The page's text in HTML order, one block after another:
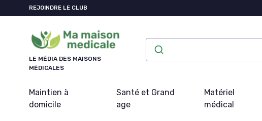
REJOINDRE LE CLUB
LE MÉDIA DES MAISONS
MÉDICALES
Maintien à
domicile
Santé et Grand
age
Matériel
médical
Panneau de gestion des cookies